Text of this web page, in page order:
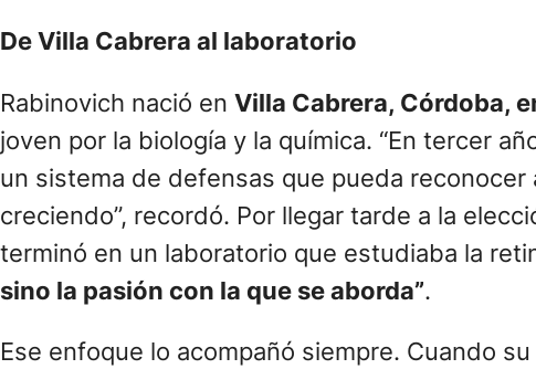
De Villa Cabrera al laboratorio
Rabinovich nació en Villa Cabrera, Córdoba,
joven por la biología y la química. “En tercer
un sistema de defensas que pueda
creciendo”, recordó. Por llegar tarde a la
terminó en un laboratorio que estudiaba la
sino la pasión con la que se aborda”.
Ese enfoque lo acompañó siempre. Cuando